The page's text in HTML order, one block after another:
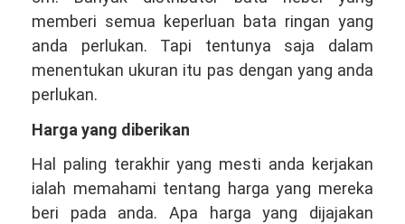
memberi semua keperluan bata ringan yang
anda perlukan. Tapi tentunya saja dalam
menentukan ukuran itu pas dengan yang anda
perlukan.
Harga yang diberikan
Hal paling terakhir yang mesti anda kerjakan
ialah memahami tentang harga yang mereka
beri pada anda. Apa harga yang dijajakan